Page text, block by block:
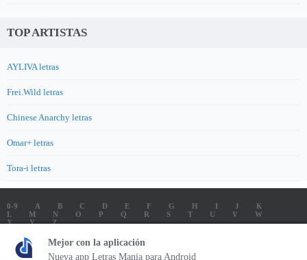
TOP ARTISTAS
AYLIVA letras
Frei.Wild letras
Chinese Anarchy letras
Omar+ letras
Tora-i letras
0-9 A B C D E F G H I J
K
L
M N O P Q R S T U V
W
X
Y
Z
LETRAS
SOUNDTRACK LETRAS
TOP 100 LETRAS
ENVIA LETRAS
Mejor con la aplicación
Nueva app Letras Mania para Android